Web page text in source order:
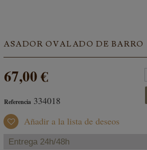
ASADOR OVALADO DE BARRO
67,00 €
Referencia 334018
Añadir a la lista de deseos
Entrega 24h/48h